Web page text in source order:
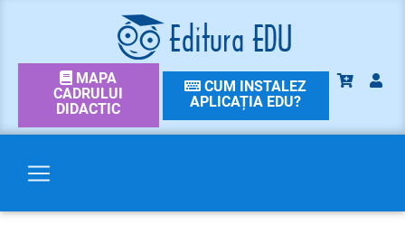
MAPA
CADRULUI
DIDACTIC
CUM INSTALEZ
APLICAȚIA EDU?